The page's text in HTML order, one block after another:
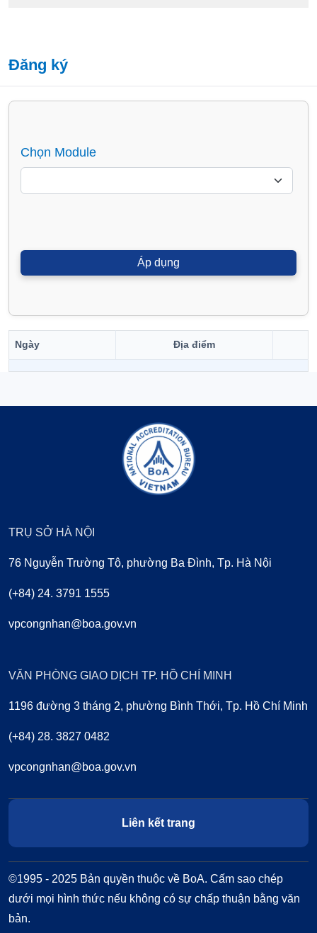
Đăng ký
Chọn Module
Ngày Địa điểm
TRỤ SỞ HÀ NỘI
76 Nguyễn Trường Tộ, phường Ba Đình, Tp. Hà Nội
(+84) 24. 3791 1555
vpcongnhan@boa.gov.vn
VĂN PHÒNG GIAO DỊCH TP. HỒ CHÍ MINH
1196 đường 3 tháng 2, phường Bình Thới, Tp. Hồ Chí Minh
(+84) 28. 3827 0482
vpcongnhan@boa.gov.vn
Liên kết trang
©1995 - 2025 Bản quyền thuộc về BoA. Cấm sao chép
dưới mọi hình thức nếu không có sự chấp thuận bằng văn
bản.